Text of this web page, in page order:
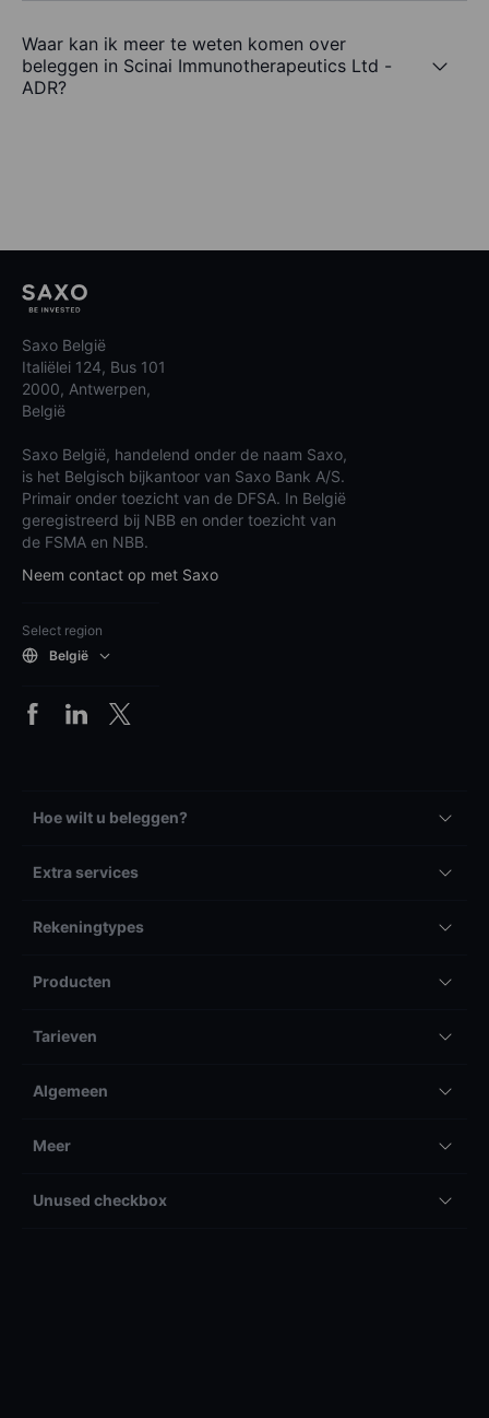
Waar kan ik meer te weten komen over
beleggen in Scinai Immunotherapeutics Ltd -
ADR?
Saxo België
Italiëlei 124, Bus 101
2000, Antwerpen,
België
Saxo België, handelend onder de naam Saxo,
is het Belgisch bijkantoor van Saxo Bank A/S.
Primair onder toezicht van de DFSA. In België
geregistreerd bij NBB en onder toezicht van
de FSMA en NBB.
Neem contact op met Saxo
Select region
België
Hoe wilt u beleggen?
Extra services
Rekeningtypes
Producten
Tarieven
Algemeen
Meer
Unused checkbox